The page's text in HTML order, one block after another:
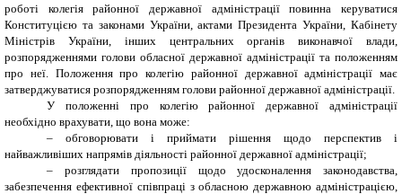
роботі колегія районної державної адміністрації повинна керуватися
Конституцією та законами України, актами Президента України, Кабінету
Міністрів України, інших центральних органів виконавчої влади,
розпорядженнями голови обласної державної адміністрації та положенням
про неї. Положення про колегію районної державної адміністрації має
затверджуватися розпорядженням голови районної державної адміністрації.
У положенні про колегію районної державної адміністрації
необхідно врахувати, що вона може:
– обговорювати і приймати рішення щодо перспектив і
найважливіших напрямів діяльності районної державної адміністрації;
– розглядати пропозиції щодо удосконалення законодавства,
забезпечення ефективної співпраці з обласною державною адміністрацією,